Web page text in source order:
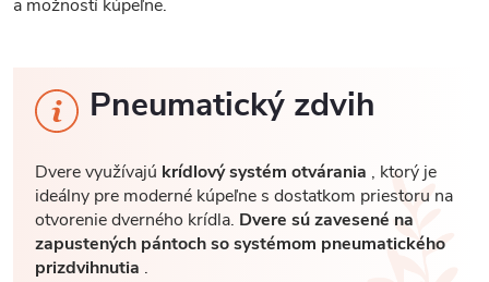
a možností kúpeľne.
Pneumatický zdvih
Dvere využívajú krídlový systém otvárania , ktorý je
ideálny pre moderné kúpeľne s dostatkom priestoru na
otvorenie dverného krídla. Dvere sú zavesené na
zapustených pántoch so systémom pneumatického
prizdvihnutia .